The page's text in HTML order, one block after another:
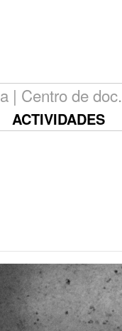
| Centro de doc.
ACTIVIDADES